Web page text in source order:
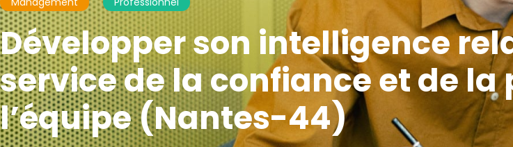
Développer son intelligence
service de la confiance et de
l’équipe (Nantes-44)